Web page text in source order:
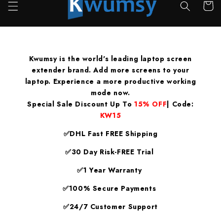
Cart
Kwumsy is the world's leading laptop screen
extender brand. Add more screens to your
laptop. Experience a more productive working
mode now.
Special Sale Discount Up To 15% OFF | Code:
KW15
✅DHL Fast FREE Shipping
✅30 Day Risk-FREE Trial
✅1 Year Warranty
✅100% Secure Payments
✅24/7 Customer Support